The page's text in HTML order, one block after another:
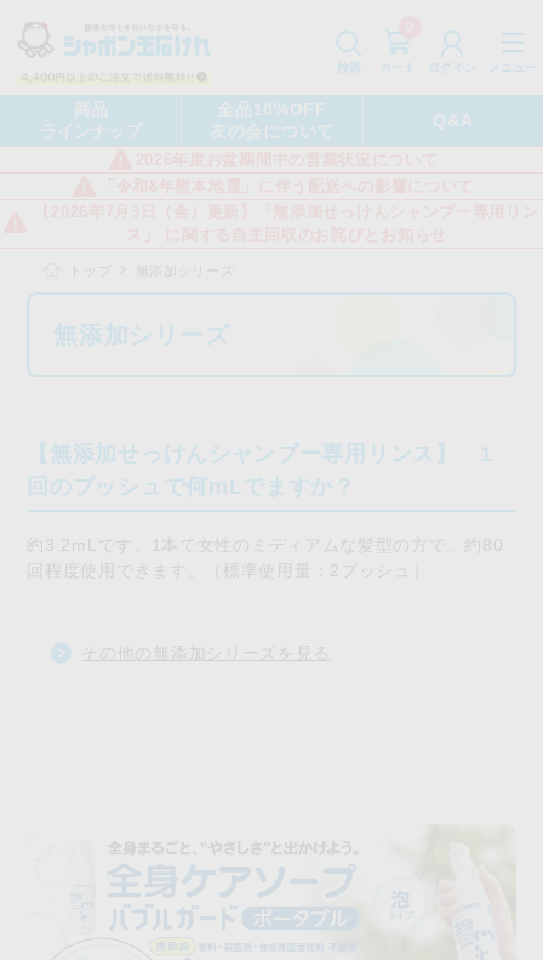
ログイン
検索 メニュー
商品
ラインナップ
全品10%OFF
友の会について
Q&A
無添加シリーズ
【無添加せっけんシャンプー専用リンス】 1
回のプッシュで何mLでますか？
約3.2mLです。1本で女性のミディアムな髪型の方で、約80
回程度使用できます。（標準使用量：2プッシュ）
その他の無添加シリーズを見る